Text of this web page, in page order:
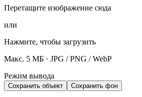
Перетащите изображение сюда
или
Нажмите, чтобы загрузить
Макс. 5 МБ · JPG / PNG / WebP
Режим вывода
Сохранить объект Сохранить фон